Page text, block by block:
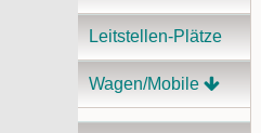
Leitstellen-Plätze
Wagen/Mobile